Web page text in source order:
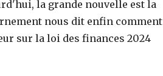
la grande nouvelle est la
nous dit enfin comment
sur la loi des finances 2024